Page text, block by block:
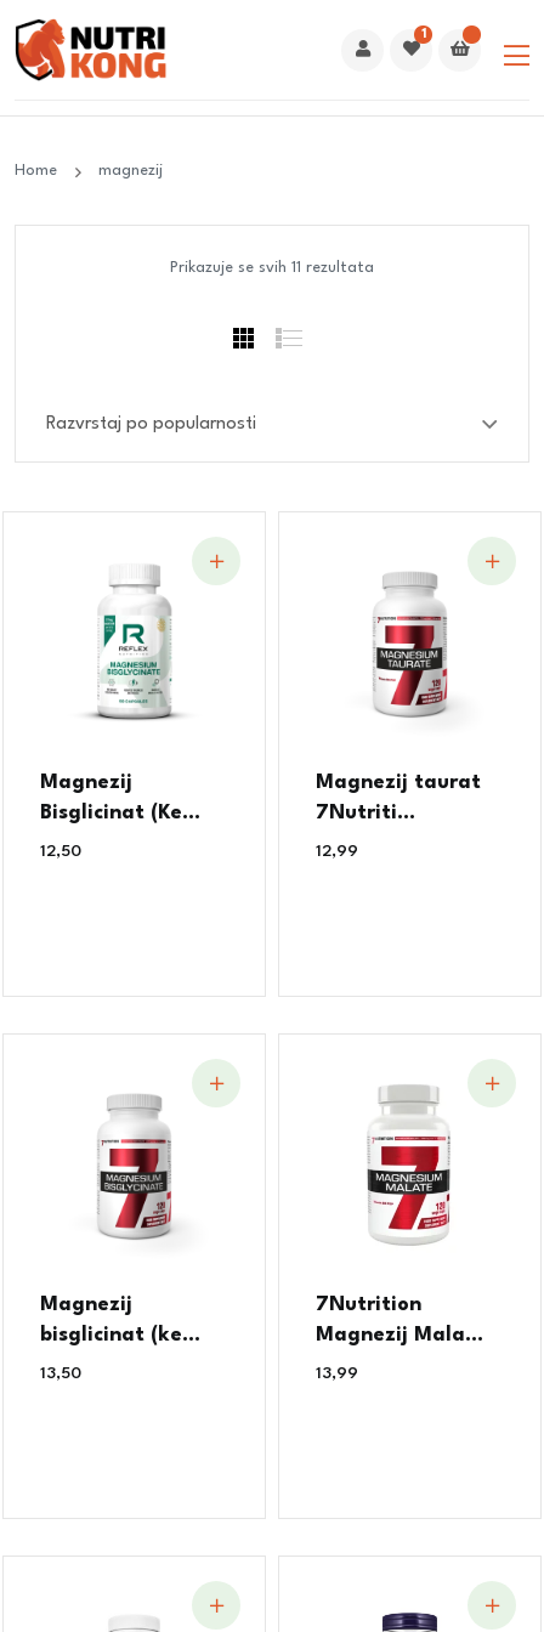
1
Home magnezij
Prikazuje se svih 11 rezultata
Magnezij
Bisglicinat (Ke...
12,50
Magnezij taurat
7Nutriti...
12,99
Magnezij
bisglicinat (ke...
13,50
7Nutrition
Magnezij Mala...
13,99